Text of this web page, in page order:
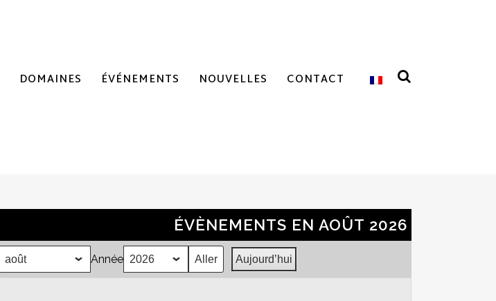
DOMAINES ÉVÉNEMENTS NOUVELLES CONTACT
ÉVÈNEMENTS EN AOÛT 2026
Année Aujourd’hui